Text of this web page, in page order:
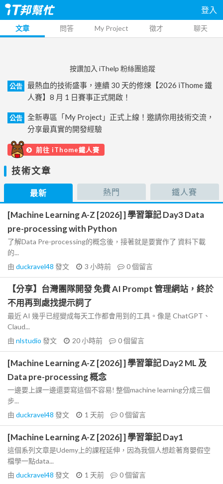
登入
文章 問答 My Project 徵才 聊天
按讚加入 iThelp 粉絲團追蹤
公告
最熱血的技術盛事，連續 30 天的修煉【2026 iThome 鐵
人賽】8 月 1 日賽事正式開啟！
公告
全新專區「My Project」正式上線！邀請你用技術交流，
分享最真實的開發經驗
前往 iThome鐵人賽
技術文章
最新 熱門 鐵人賽
[Machine Learning A-Z [2026] ] 學習筆記 Day3 Data
pre-processing with Python
了解Data Pre-processing的概念後，接著就是要實作了 資料下載
的...
由 duckravel48 發文 3 小時前 0個留言
【分享】台灣團隊開發 免費 AI Prompt 管理網站，終於
不用再到處找提示詞了
最近 AI 幾乎已經變成每天工作都會用到的工具。像是 ChatGPT、
Claud...
由 nlstudio 發文 20 小時前 0個留言
[Machine Learning A-Z [2026] ] 學習筆記 Day2 ML 及
Data pre-processing 概念
一邊要上課一邊還要寫這個不容易! 整個machine learning分成三個
步...
由 duckravel48 發文 1 天前 0個留言
[Machine Learning A-Z [2026] ] 學習筆記 Day1
這個系列文章是Udemy上的課程延伸，因為我個人想趁著育嬰假空
檔學一點data...
由 duckravel48 發文 1 天前 0個留言